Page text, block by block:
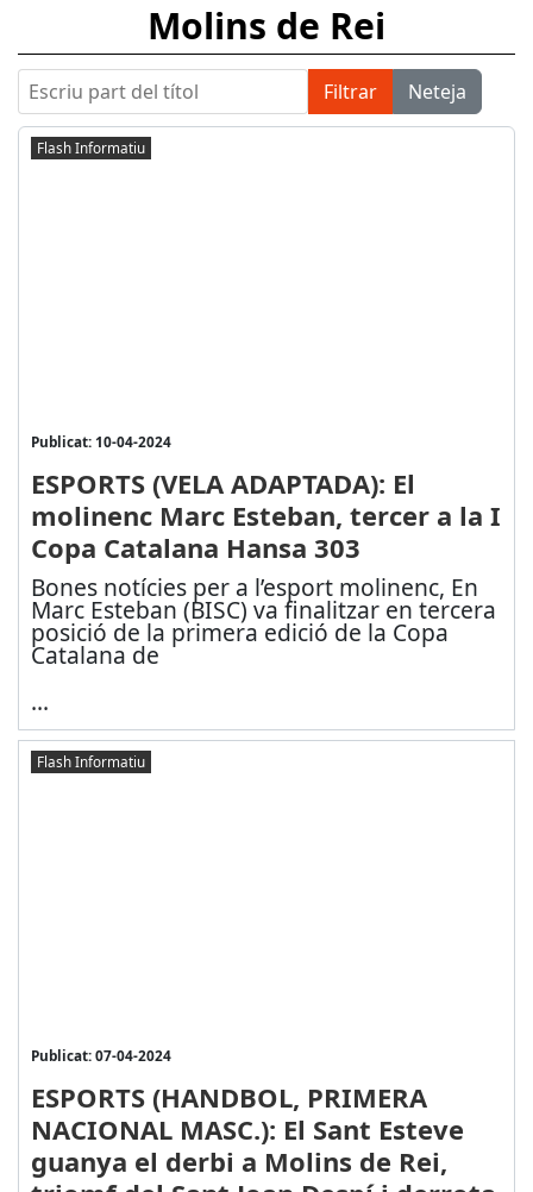
Molins de Rei
Escriu part del títol Filtrar Neteja
Flash Informatiu
Publicat: 10-04-2024
ESPORTS (VELA ADAPTADA): El
molinenc Marc Esteban, tercer a la I
Copa Catalana Hansa 303
Bones notícies per a l’esport molinenc, En
Marc Esteban (BISC) va finalitzar en tercera
posició de la primera edició de la Copa
Catalana de
...
Flash Informatiu
Publicat: 07-04-2024
ESPORTS (HANDBOL, PRIMERA
NACIONAL MASC.): El Sant Esteve
guanya el derbi a Molins de Rei,